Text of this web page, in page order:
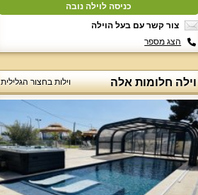
כניסה לוילה נובה
צור קשר עם בעל הוילה
הצג מספר
וילה חלומות אלה וילות בחצור הגלילית